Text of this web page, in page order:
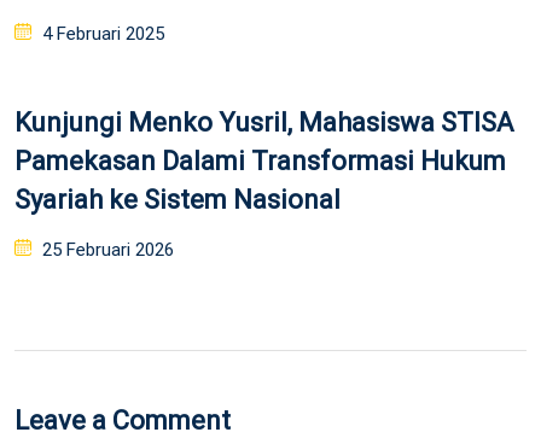
Posted
4 Februari 2025
Kunjungi Menko Yusril, Mahasiswa STISA
Pamekasan Dalami Transformasi Hukum
Syariah ke Sistem Nasional
Posted
25 Februari 2026
Leave a Comment